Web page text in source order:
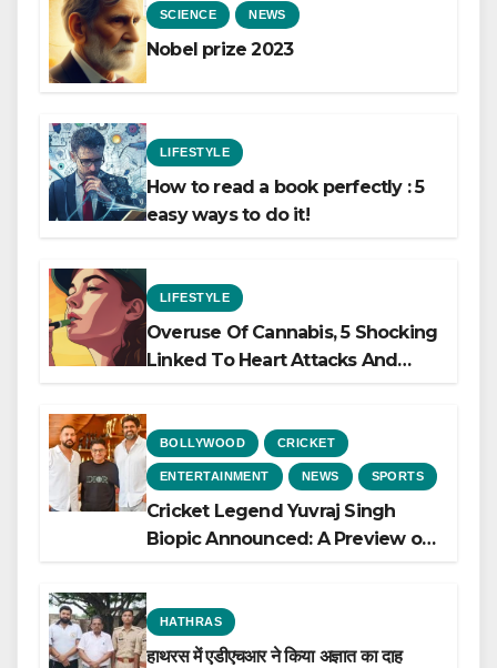
SCIENCE NEWS
Nobel prize 2023
LIFESTYLE
How to read a book perfectly : 5
easy ways to do it!
LIFESTYLE
Overuse Of Cannabis, 5 Shocking
Linked To Heart Attacks And
BOLLYWOOD CRICKET
ENTERTAINMENT NEWS SPORTS
Cricket Legend Yuvraj Singh
Biopic Announced: A Preview of
HATHRAS
हाथरस में एडीएचआर ने किया अज्ञात का दाह